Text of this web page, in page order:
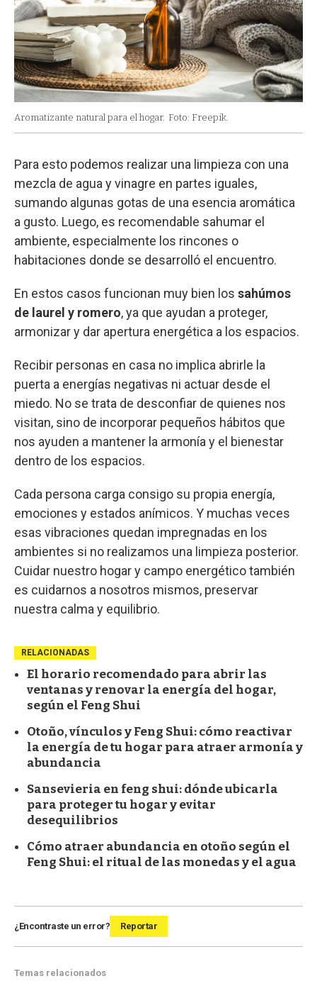
Aromatizante natural para el hogar. Foto: Freepik.
Para esto podemos realizar una limpieza con una
mezcla de agua y vinagre en partes iguales,
sumando algunas gotas de una esencia aromática
a gusto. Luego, es recomendable sahumar el
ambiente, especialmente los rincones o
habitaciones donde se desarrolló el encuentro.
En estos casos funcionan muy bien los sahúmos
de laurel y romero, ya que ayudan a proteger,
armonizar y dar apertura energética a los espacios.
Recibir personas en casa no implica abrirle la
puerta a energías negativas ni actuar desde el
miedo. No se trata de desconfiar de quienes nos
visitan, sino de incorporar pequeños hábitos que
nos ayuden a mantener la armonía y el bienestar
dentro de los espacios.
Cada persona carga consigo su propia energía,
emociones y estados anímicos. Y muchas veces
esas vibraciones quedan impregnadas en los
ambientes si no realizamos una limpieza posterior.
Cuidar nuestro hogar y campo energético también
es cuidarnos a nosotros mismos, preservar
nuestra calma y equilibrio.
RELACIONADAS
El horario recomendado para abrir las
ventanas y renovar la energía del hogar,
según el Feng Shui
Otoño, vínculos y Feng Shui: cómo reactivar
la energía de tu hogar para atraer armonía y
abundancia
Sansevieria en feng shui: dónde ubicarla
para proteger tu hogar y evitar
desequilibrios
Cómo atraer abundancia en otoño según el
Feng Shui: el ritual de las monedas y el agua
¿Encontraste un error? Reportar
Temas relacionados